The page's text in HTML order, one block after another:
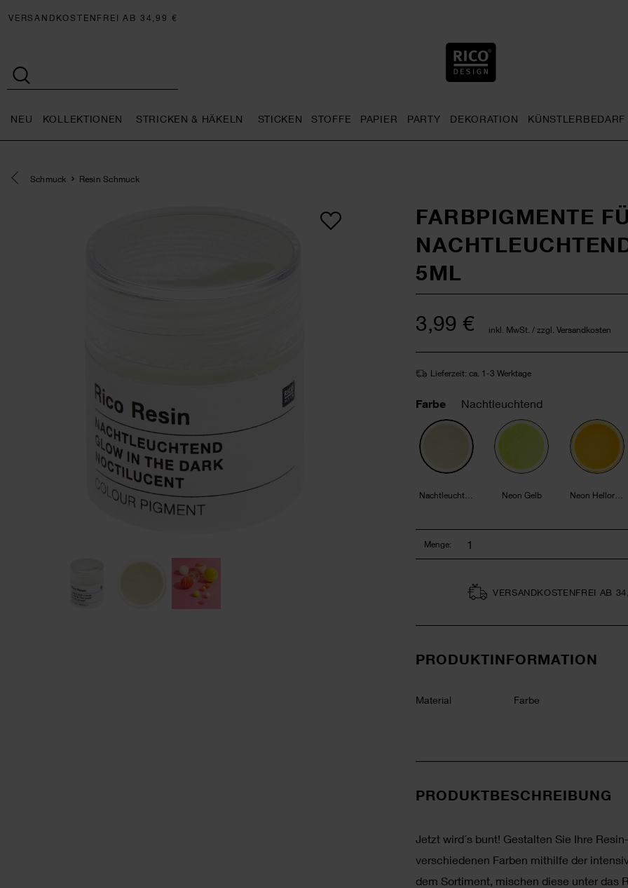
VERSANDKOSTENFREI AB 34,99 €
NEU KOLLEKTIONEN STRICKEN & HÄKELN STICKEN STOFFE PAPIER PARTY DEKORATION KÜNSTLERBEDARF
Eine Kategorie zurück navigieren
Schmuck Resin Schmuck
FARBPIGMENTE
5ML
3,99 € inkl. MwSt. / zzgl. Versandkosten
Lieferzeit: ca. 1-3 Werktage
Farbe Nachtleuchtend
Nachtleuchtend Neon Gelb Neon Hellorange
Menge:
VERSAND­KOSTEN­FREI AB
PRODUKTINFORMATION
Material Farbe
PRODUKTBESCHREIBUNG
Jetzt wird´s bunt! Gestalten Sie Ihre
verschiedenen Farben mithilfe der
dem Sortiment, mischen diese unter das